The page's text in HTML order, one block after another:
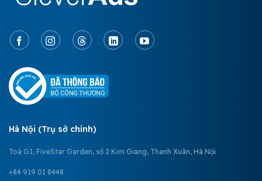
Hà Nội (Trụ sở chính)
Toà G1, FiveStar Garden, số 2 Kim Giang, Thanh Xuân, Hà Nội
+84 919 01 8448